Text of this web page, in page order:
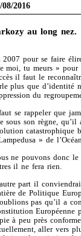
08/2016
au long nez.
2007 pour se faire
moi, tu meurs » pour
il faut le
plus que d’identité
du
se rappeler que
sous son règne,
catastrophique
» de
ne pouvons donc le
il ne fera rien.
part il
de Politique
pas qu’il a
Européenne
à peu près
aller vers